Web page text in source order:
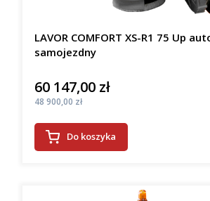
LAVOR COMFORT XS-R1 75 Up
samojezdny
Cena
60 147,00 zł
Cena
48 900,00 zł
Do koszyka